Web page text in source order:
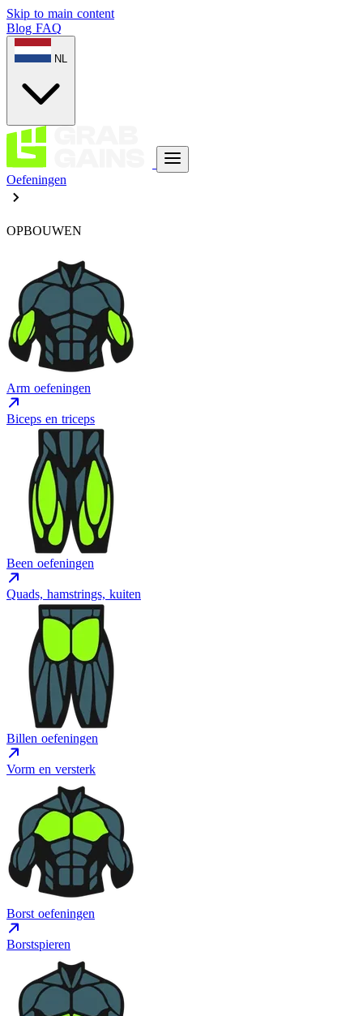
Skip to main content
Blog FAQ
NL
Oefeningen
OPBOUWEN
Arm oefeningen
Biceps en triceps
Been oefeningen
Quads, hamstrings, kuiten
Billen oefeningen
Vorm en versterk
Borst oefeningen
Borstspieren